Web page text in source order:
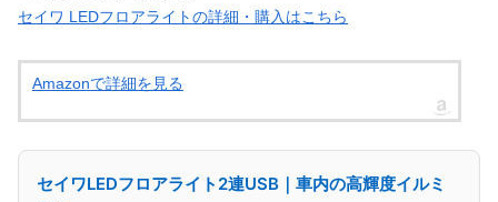
セイワ LEDフロアライトの詳細・購入はこちら
Amazonで詳細を見る
セイワLEDフロアライト2連USB｜車内の高輝度イルミ